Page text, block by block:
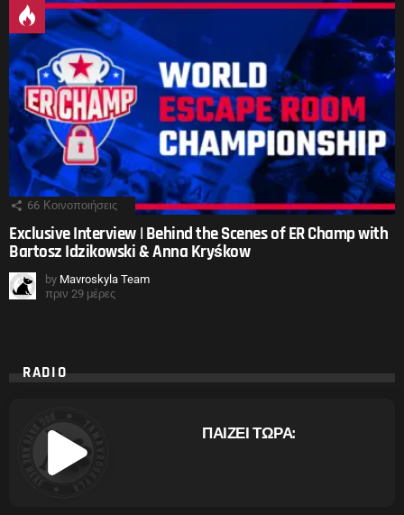
66 Κοινοποιήσεις
Exclusive Interview | Behind the Scenes of ER Champ with
Bartosz Idzikowski & Anna Kryśkow
by Mavroskyla Team
πριν 29 μέρες
RADIO
ΠΑΙΖΕΙ ΤΩΡΑ: